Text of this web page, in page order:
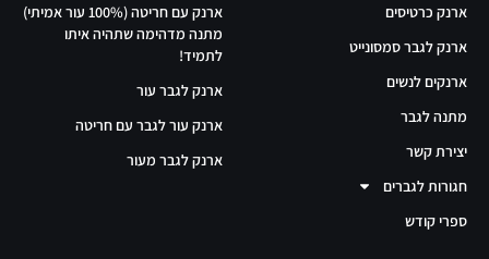
ארנק כרטיסים
ארנק לגבר סמסונייט
ארנקים לנשים
מתנה לגבר
יצירת קשר
חגורות לגברים
ספרי קודש
ארנק עם חריטה (100% עור אמיתי)
מתנה מדהימה שתהיה איתו
לתמיד!
ארנק לגבר עור
ארנק עור לגבר עם חריטה
ארנק לגבר מעור